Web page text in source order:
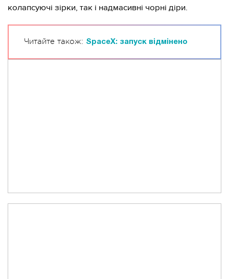
колапсуючі зірки, так і надмасивні чорні діри.
Читайте також: SpaceX: запуск відмінено